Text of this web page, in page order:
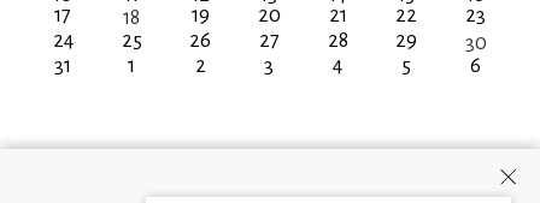
17
18 19 20 21 22
23
24
25 26 27 28 29
30
31
1 2 3 4 5 6